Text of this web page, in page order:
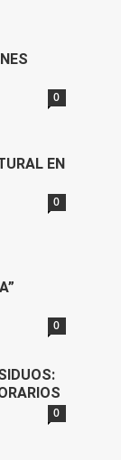
0
EN
0
0
0